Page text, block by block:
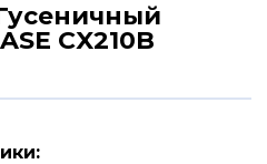
CX210B